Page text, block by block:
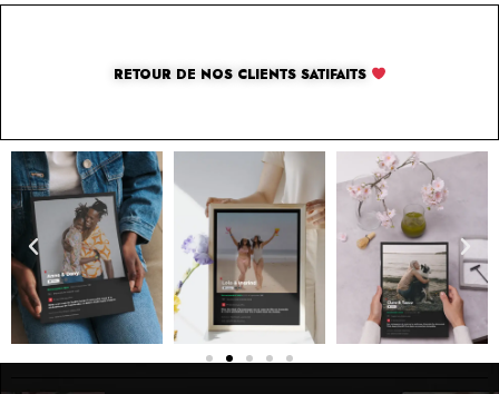
RETOUR DE NOS CLIENTS SATIFAITS